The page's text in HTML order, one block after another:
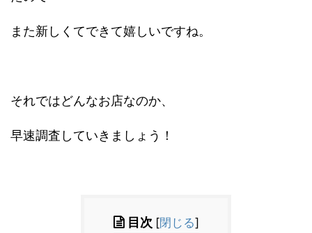
また新しくてできて嬉しいですね。
それではどんなお店なのか、
早速調査していきましょう！
目次 [閉じる]